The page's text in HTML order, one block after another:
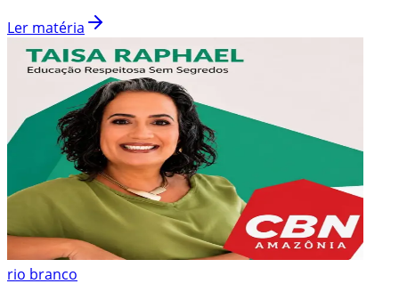
Ler matéria
rio branco